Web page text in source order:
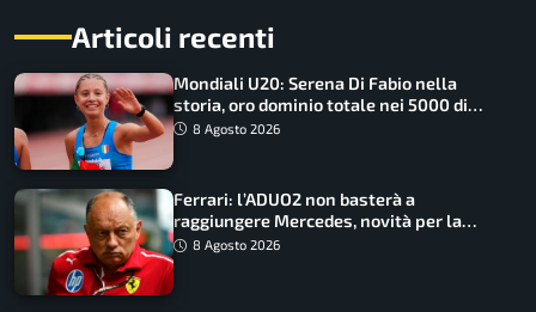
Articoli recenti
Mondiali U20: Serena Di Fabio nella
storia, oro dominio totale nei 5000 di
marcia
8 Agosto 2026
Ferrari: l’ADUO2 non basterà a
raggiungere Mercedes, novità per la
Macarena
8 Agosto 2026